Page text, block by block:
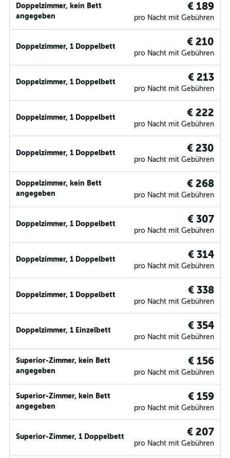
Doppelzimmer, kein Bett
angegeben
€ 189
pro Nacht mit Gebühren
Doppelzimmer, 1 Doppelbett € 210
pro Nacht mit Gebühren
Doppelzimmer, 1 Doppelbett € 213
pro Nacht mit Gebühren
Doppelzimmer, 1 Doppelbett € 222
pro Nacht mit Gebühren
Doppelzimmer, 1 Doppelbett € 230
pro Nacht mit Gebühren
Doppelzimmer, kein Bett
angegeben
€ 268
pro Nacht mit Gebühren
Doppelzimmer, 1 Doppelbett € 307
pro Nacht mit Gebühren
Doppelzimmer, 1 Doppelbett € 314
pro Nacht mit Gebühren
Doppelzimmer, 1 Doppelbett € 338
pro Nacht mit Gebühren
Doppelzimmer, 1 Einzelbett € 354
pro Nacht mit Gebühren
Superior-Zimmer, kein Bett
angegeben
€ 156
pro Nacht mit Gebühren
Superior-Zimmer, kein Bett
angegeben
€ 159
pro Nacht mit Gebühren
Superior-Zimmer, 1 Doppelbett € 207
pro Nacht mit Gebühren